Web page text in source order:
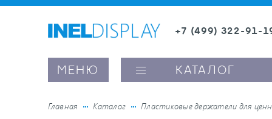
+7 (499) 322-91-
Заказать звонок
МЕНЮ КАТАЛОГ
Главная Каталог
Пластиковые держатели для